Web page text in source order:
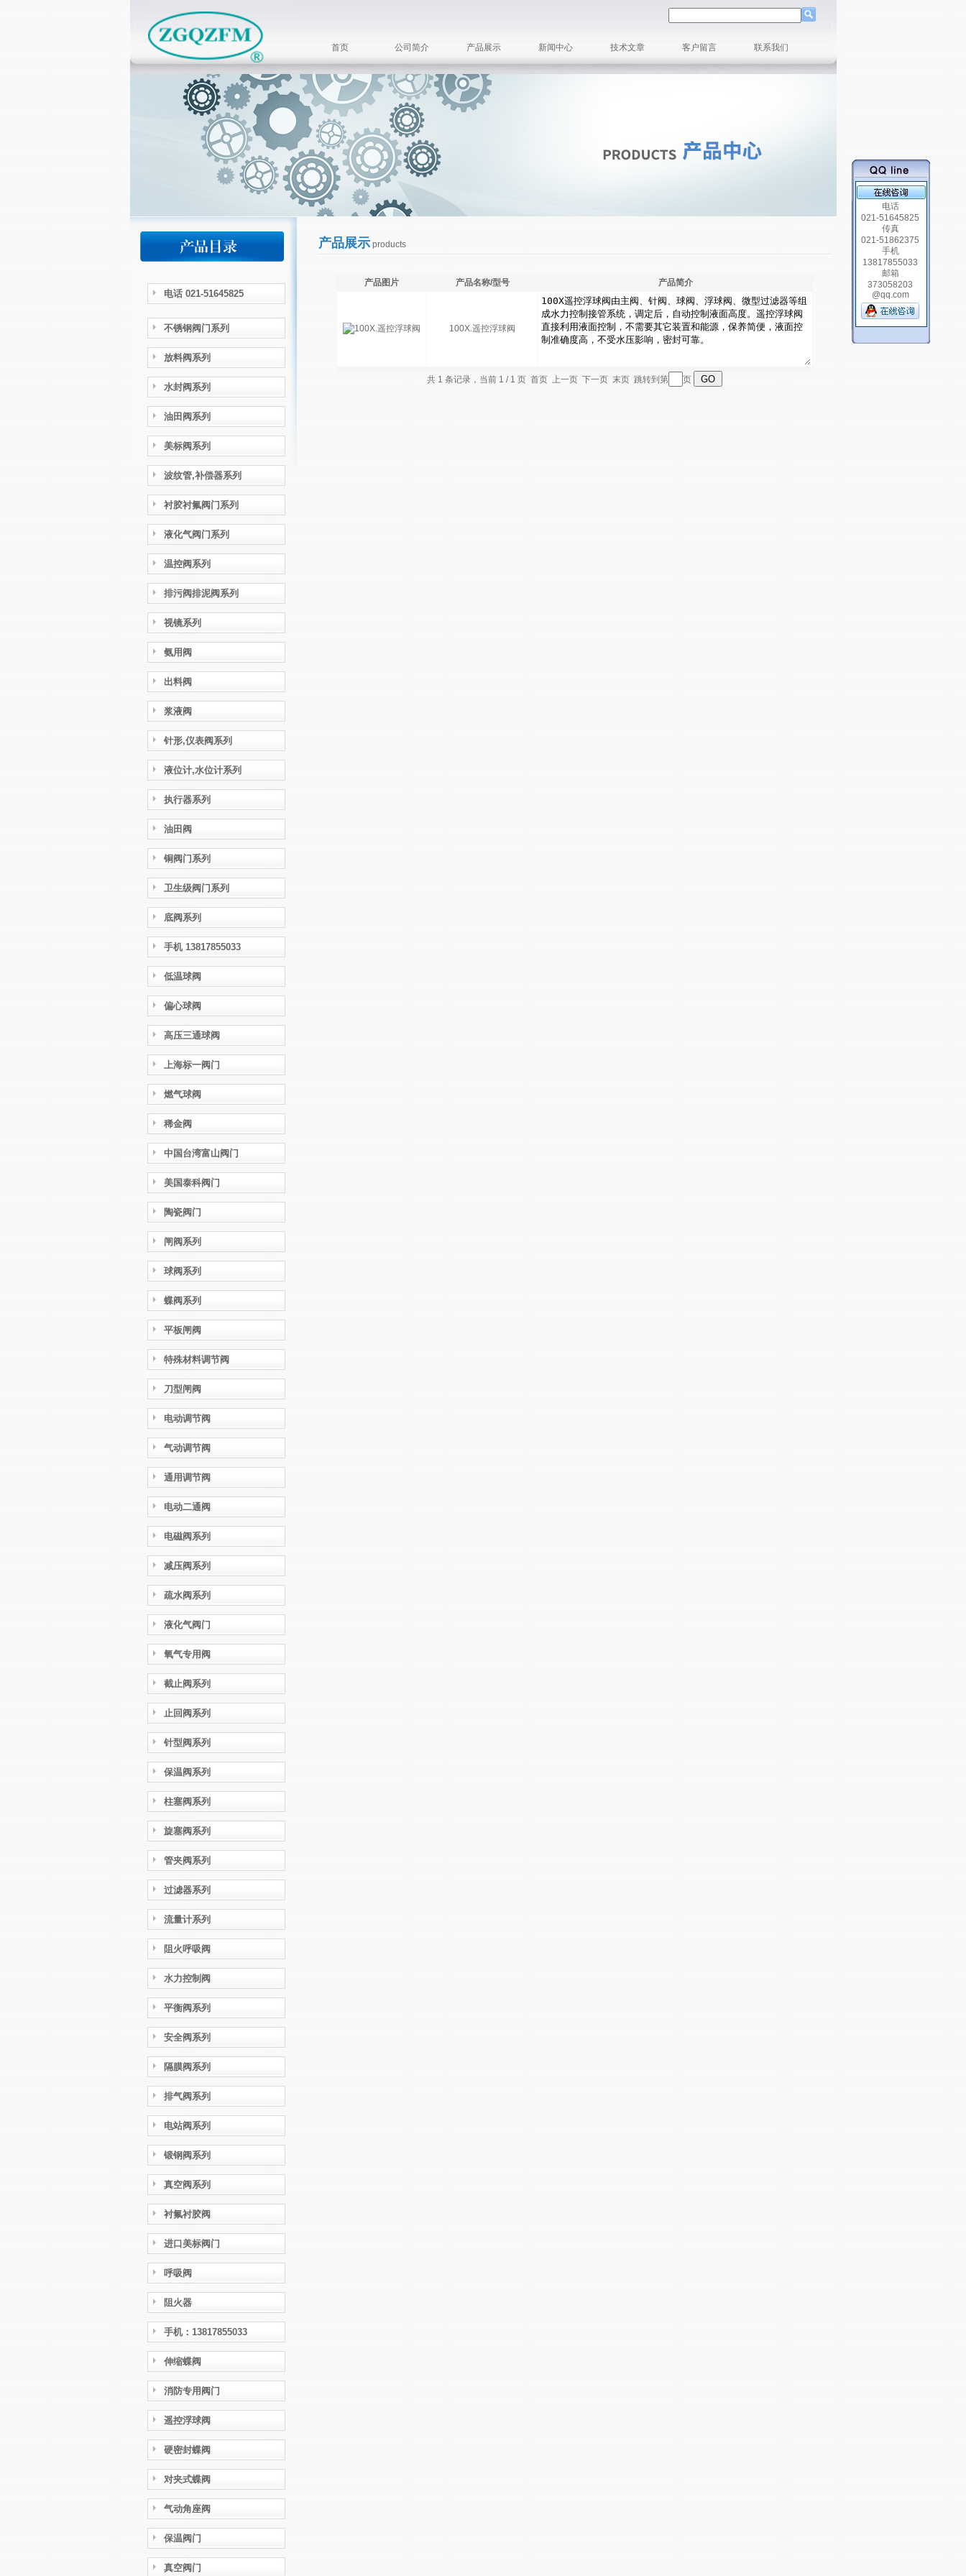
首页 公司简介 产品展示 新闻中心 技术文章 客户留言 联系我们
电话 021-51645825
不锈钢阀门系列
放料阀系列
水封阀系列
油田阀系列
美标阀系列
波纹管,补偿器系列
衬胶衬氟阀门系列
液化气阀门系列
温控阀系列
排污阀排泥阀系列
视镜系列
氨用阀
出料阀
浆液阀
针形,仪表阀系列
液位计,水位计系列
执行器系列
油田阀
铜阀门系列
卫生级阀门系列
底阀系列
手机 13817855033
低温球阀
偏心球阀
高压三通球阀
上海标一阀门
燃气球阀
稀金阀
中国台湾富山阀门
美国泰科阀门
陶瓷阀门
闸阀系列
球阀系列
蝶阀系列
平板闸阀
特殊材料调节阀
刀型闸阀
电动调节阀
气动调节阀
通用调节阀
电动二通阀
电磁阀系列
减压阀系列
疏水阀系列
液化气阀门
氧气专用阀
截止阀系列
止回阀系列
针型阀系列
保温阀系列
柱塞阀系列
旋塞阀系列
管夹阀系列
过滤器系列
流量计系列
阻火呼吸阀
水力控制阀
平衡阀系列
安全阀系列
隔膜阀系列
排气阀系列
电站阀系列
锻钢阀系列
真空阀系列
衬氟衬胶阀
进口美标阀门
呼吸阀
阻火器
手机：13817855033
伸缩蝶阀
消防专用阀门
遥控浮球阀
硬密封蝶阀
对夹式蝶阀
气动角座阀
保温阀门
真空阀门
产品展示 products
产品图片 产品名称/型号 产品简介
100X.遥控浮球阀
共 1 条记录，当前 1 / 1 页 首页 上一页 下一页 末页 跳转到第 页
电话
021-51645825
传真
021-51862375
手机
13817855033
邮箱
373058203
@qq.com